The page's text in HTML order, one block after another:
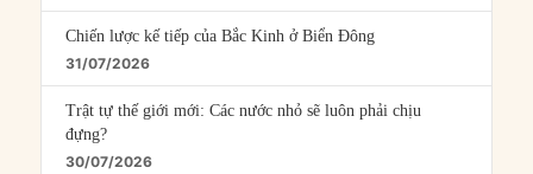
Chiến lược kế tiếp của Bắc Kinh ở Biển Đông
31/07/2026
Trật tự thế giới mới: Các nước nhỏ sẽ luôn phải chịu
đựng?
30/07/2026